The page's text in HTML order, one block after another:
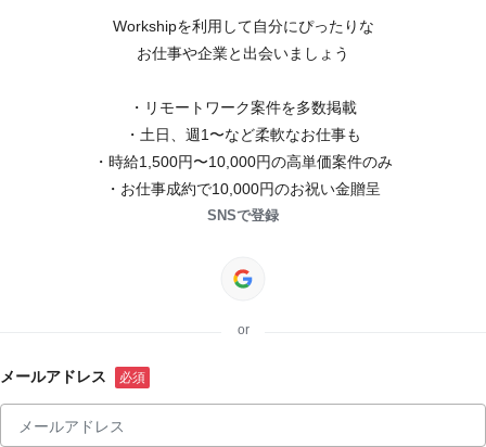
Workshipを利用して自分にぴったりな
お仕事や企業と出会いましょう
・リモートワーク案件を多数掲載
・土日、週1〜など柔軟なお仕事も
・時給1,500円〜10,000円の高単価案件のみ
・お仕事成約で10,000円のお祝い金贈呈
SNSで登録
or
メールアドレス